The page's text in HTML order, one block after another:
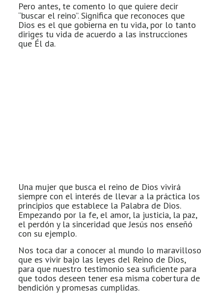
Pero antes, te comento lo que quiere decir
“buscar el reino”. Significa que reconoces que
Dios es el que gobierna en tu vida, por lo tanto
diriges tu vida de acuerdo a las instrucciones
que Él da.
Una mujer que busca el reino de Dios vivirá
siempre con el interés de llevar a la práctica los
principios que establece la Palabra de Dios.
Empezando por la fe, el amor, la justicia, la paz,
el perdón y la sinceridad que Jesús nos enseñó
con su ejemplo.
Nos toca dar a conocer al mundo lo maravilloso
que es vivir bajo las leyes del Reino de Dios,
para que nuestro testimonio sea suficiente para
que todos deseen tener esa misma cobertura de
bendición y promesas cumplidas.